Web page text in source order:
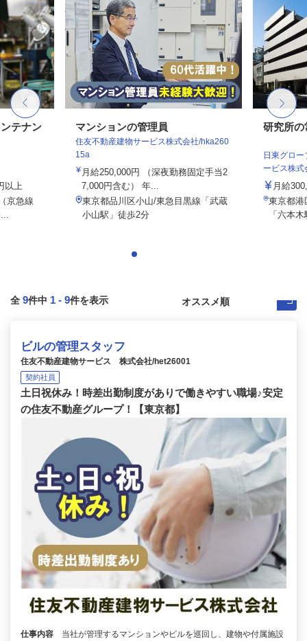
テナン
以上
京急線
マンションの管理員
住友不動産建物サービス株式会社/hka260
15a
月給250,000円 （深夜勤務固定手当2
7,000円含む） 年...
東京都品川区小山/東急目黒線「武蔵
小山駅」徒歩2分
研究所の
日東グロ
ービス株式
月給
東京都港
「六本
全 9件中 1 - 9件を表示
ビルの管理スタッフ
住友不動産建物サービス 株式会社/het26001
契約社員
土日祝休み！時差出勤制度がありで働きやすい職場♪安定
の住友不動産グループ！【東京都】
仕事内容
当社が管理するマンションやビルを巡回し、建物や付属施設